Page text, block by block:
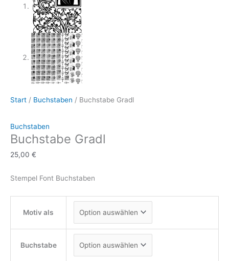
Start / Buchstaben / Buchstabe Gradl
Buchstaben
Buchstabe Gradl
25,00 €
Stempel Font Buchstaben
Motiv als
Buchstabe